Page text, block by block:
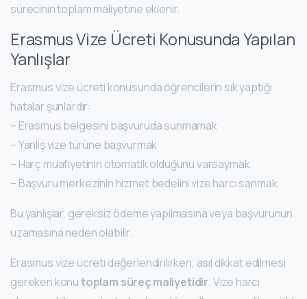
sürecinin toplam maliyetine eklenir.
Erasmus Vize Ücreti Konusunda Yapılan
Yanlışlar
Erasmus vize ücreti konusunda öğrencilerin sık yaptığı
hatalar şunlardır:
– Erasmus belgesini başvuruda sunmamak
– Yanlış vize türüne başvurmak
– Harç muafiyetinin otomatik olduğunu varsaymak
– Başvuru merkezinin hizmet bedelini vize harcı sanmak
Bu yanlışlar, gereksiz ödeme yapılmasına veya başvurunun
uzamasına neden olabilir.
Erasmus vize ücreti değerlendirilirken, asıl dikkat edilmesi
gereken konutoplam süreç maliyetidir. Vize harcı